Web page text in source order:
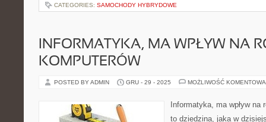
CATEGORIES: SAMOCHODY HYBRYDOWE
INFORMATYKA, MA WPŁYW NA
KOMPUTERÓW
POSTED BY ADMIN GRU - 29 - 2025 MOŻLIWOŚĆ
Informatyka, ma wpływ
to dziedzina, jaka w